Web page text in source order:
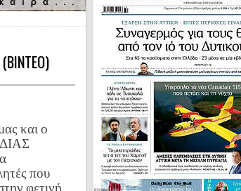
και ο
που
φετινή